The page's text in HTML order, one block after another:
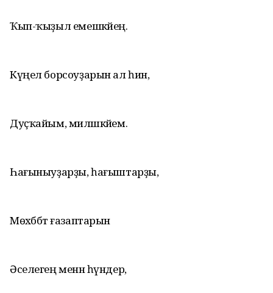
Ҡып-ҡыҙыл емешкәйең.
Күңел борсоуҙарын ал һин,
Дуҫҡайым, миләшкәйем.
Һағыныуҙарҙы, һағыштарҙы,
Мөхәббәт ғазаптарын
Әселегең менән һүндер,